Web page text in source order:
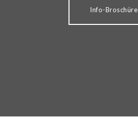
Info-Broschüre